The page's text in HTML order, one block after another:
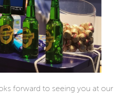
forward to seeing you at our